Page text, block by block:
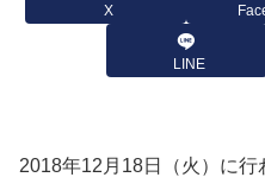
X
LINE
2018年12月18日（火）に行